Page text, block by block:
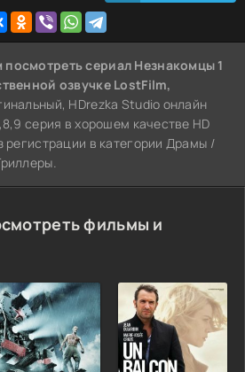
посмотреть сериал Незнакомцы 1
озвучке LostFilm,
HDrezka Studio онлайн
серия в хорошем качестве HD
регистрации в категории Драмы /
фильмы и